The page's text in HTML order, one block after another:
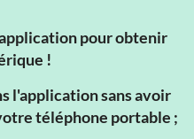
pour obtenir
!
l'application sans avoir
téléphone portable ;